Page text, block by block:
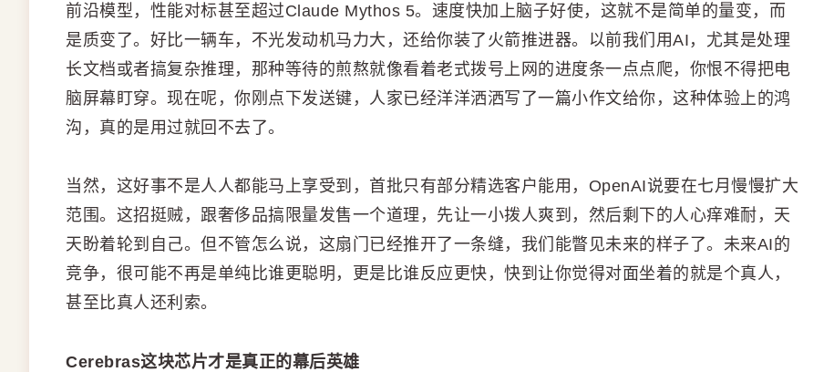
前沿模型，性能对标甚至超过Claude Mythos 5。速度快加上脑子好使，这就不是简单的量变，而
是质变了。好比一辆车，不光发动机马力大，还给你装了火箭推进器。以前我们用AI，尤其是处理
长文档或者搞复杂推理，那种等待的煎熬就像看着老式拨号上网的进度条一点点爬，你恨不得把电
脑屏幕盯穿。现在呢，你刚点下发送键，人家已经洋洋洒洒写了一篇小作文给你，这种体验上的鸿
沟，真的是用过就回不去了。
当然，这好事不是人人都能马上享受到，首批只有部分精选客户能用，OpenAI说要在七月慢慢扩大
范围。这招挺贼，跟奢侈品搞限量发售一个道理，先让一小拨人爽到，然后剩下的人心痒难耐，天
天盼着轮到自己。但不管怎么说，这扇门已经推开了一条缝，我们能瞥见未来的样子了。未来AI的
竞争，很可能不再是单纯比谁更聪明，更是比谁反应更快，快到让你觉得对面坐着的就是个真人，
甚至比真人还利索。
Cerebras这块芯片才是真正的幕后英雄